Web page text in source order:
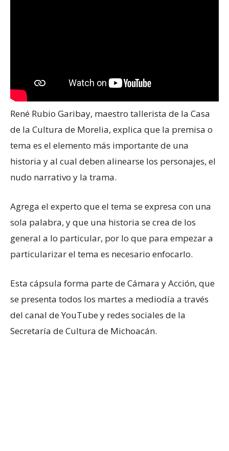
René Rubio Garibay, maestro tallerista de la Casa
de la Cultura de Morelia, explica que la premisa o
tema es el elemento más importante de una
historia y al cual deben alinearse los personajes, el
nudo narrativo y la trama.
Agrega el experto que el tema se expresa con una
sola palabra, y que una historia se crea de los
general a lo particular, por lo que para empezar a
particularizar el tema es necesario enfocarlo.
Esta cápsula forma parte de Cámara y Acción, que
se presenta todos los martes a mediodía a través
del canal de YouTube y redes sociales de la
Secretaría de Cultura de Michoacán.